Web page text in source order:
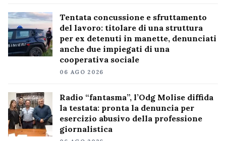
Tentata concussione e sfruttamento
del lavoro: titolare di una struttura
per ex detenuti in manette, denunciati
anche due impiegati di una
cooperativa sociale
06 AGO 2026
Radio “fantasma”, l’Odg Molise diffida
la testata: pronta la denuncia per
esercizio abusivo della professione
giornalistica